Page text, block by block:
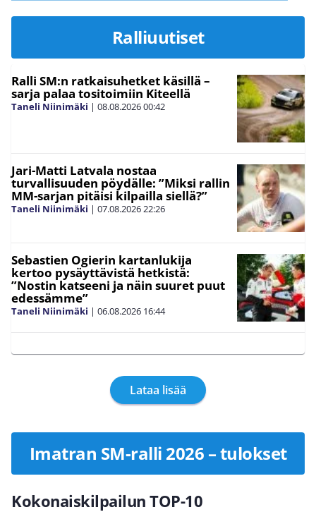
Ralliuutiset
Ralli SM:n ratkaisuhetket käsillä –
sarja palaa tositoimiin Kiteellä
Taneli Niinimäki | 08.08.202600:42
Jari-Matti Latvala nostaa
turvallisuuden pöydälle: ”Miksi rallin
MM-sarjan pitäisi kilpailla siellä?”
Taneli Niinimäki | 07.08.202622:26
Sebastien Ogierin kartanlukija
kertoo pysäyttävistä hetkistä:
”Nostin katseeni ja näin suuret puut
edessämme”
Taneli Niinimäki | 06.08.2026 16:44
Lataa lisää
Imatran SM-ralli 2026 – tulokset
Kokonaiskilpailun TOP-10